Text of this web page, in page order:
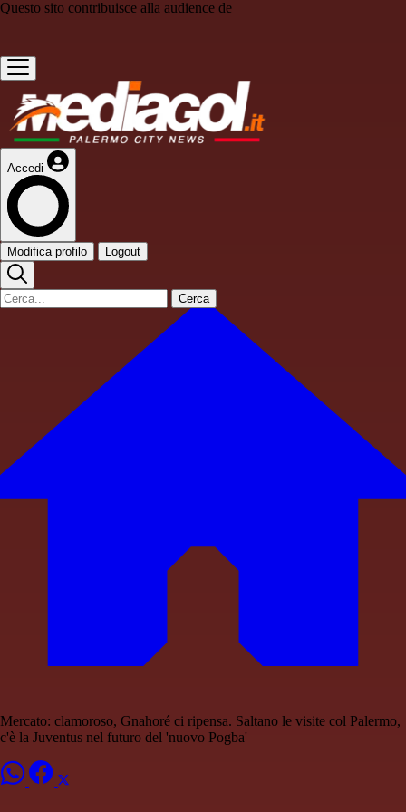
Questo sito contribuisce alla audience de
Accedi
Modifica profilo Logout
Cerca
Mercato: clamoroso, Gnahoré ci ripensa. Saltano le visite col Palermo,
c'è la Juventus nel futuro del 'nuovo Pogba'